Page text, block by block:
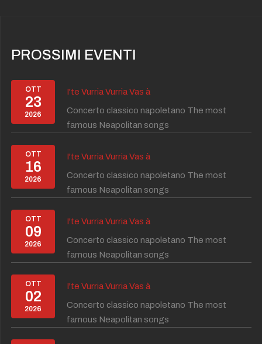
PROSSIMI EVENTI
OTT
23
2026
I'te Vurria Vurria Vas à
Concerto classico napoletano The most
famous Neapolitan songs
OTT
16
2026
I'te Vurria Vurria Vas à
Concerto classico napoletano The most
famous Neapolitan songs
OTT
09
2026
I'te Vurria Vurria Vas à
Concerto classico napoletano The most
famous Neapolitan songs
OTT
02
2026
I'te Vurria Vurria Vas à
Concerto classico napoletano The most
famous Neapolitan songs